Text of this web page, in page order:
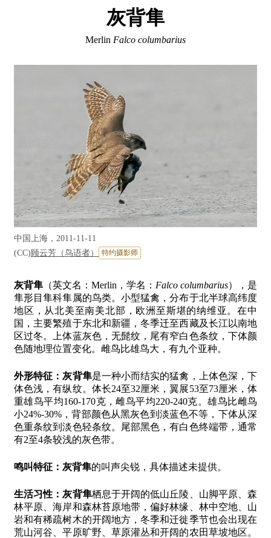
灰背隼
Merlin Falco columbarius
中国上海，2011-11-11
(CC) 顾云芳（鸟语者） 特约摄影师
灰背隼 （英文名：Merlin，学名： Falco columbarius），是
隼形目隼科隼属的鸟类。小型猛禽，分布于北半球高纬度
地区，从北美至南美北部，欧洲至斯堪的纳维亚。在中
国，主要繁殖于东北和新疆，冬季迁至西藏及长江以南地
区过冬。上体蓝灰色，无髭纹，尾有窄白色条纹，下体颜
色随地理位置变化。雌鸟比雄鸟大，有九个亚种。
外形特征： 灰背隼是一种小而结实的猛禽，上体色深，下
体色浅，有纵纹。体长24至32厘米，翼展53至73厘米，体
重雄鸟平均160-170克，雌鸟平均220-240克。雄鸟比雌鸟
小24%-30%，背部颜色从黑灰色到淡蓝色不等，下体从深
色重条纹到淡色轻条纹。尾部黑色，有白色终端带，通常
有2至4条较浅的灰色带。
鸣叫特征： 灰背隼的叫声尖锐，具体描述未提供。
生活习性： 灰背隼栖息于开阔的低山丘陵、山脚平原、森
林平原、海岸和森林苔原地带，偏好林缘、林中空地、山
岩和有稀疏树木的开阔地方，冬季和迁徙季节也会出现在
荒山河谷、平原旷野、草原灌丛和开阔的农田草坡地区。